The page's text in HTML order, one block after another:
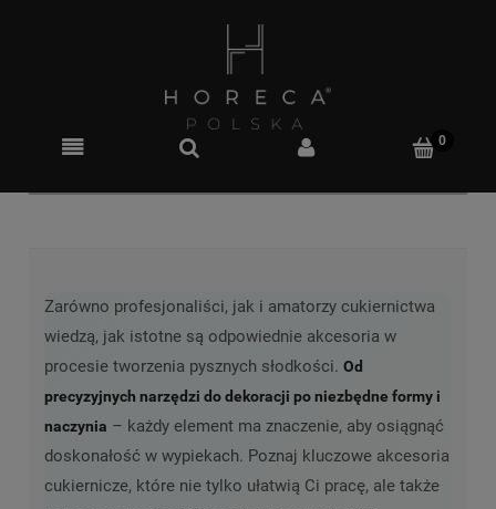
Zarówno profesjonaliści, jak i amatorzy cukiernictwa
wiedzą, jak istotne są odpowiednie akcesoria w
procesie tworzenia pysznych słodkości. Od
precyzyjnych narzędzi do dekoracji po niezbędne formy i
naczynia – każdy element ma znaczenie, aby osiągnąć
doskonałość w wypiekach. Poznaj kluczowe akcesoria
cukiernicze, które nie tylko ułatwią Ci pracę, ale także